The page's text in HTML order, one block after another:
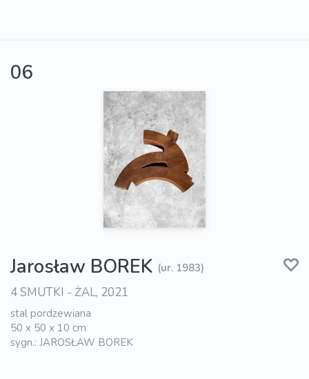
06
Jarosław BOREK (ur. 1983)
4 SMUTKI - ŻAL, 2021
stal pordzewiana
50 x 50 x 10 cm
sygn.: JAROSŁAW BOREK